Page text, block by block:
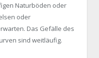
Naturböden oder
oder
Das Gefälle des
sind weitläufig.